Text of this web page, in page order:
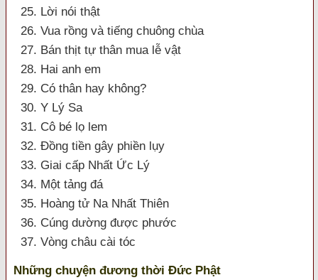
25. Lời nói thật
26. Vua rồng và tiếng chuông chùa
27. Bán thịt tự thân mua lễ vật
28. Hai anh em
29. Có thân hay không?
30. Y Lý Sa
31. Cô bé lọ lem
32. Đồng tiền gây phiền lụy
33. Giai cấp Nhất Ức Lý
34. Một tảng đá
35. Hoàng tử Na Nhất Thiên
36. Cúng dường được phước
37. Vòng châu cài tóc
Những chuyện đương thời Đức Phật